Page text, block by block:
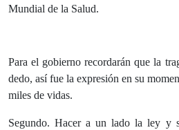
Mundial de la Salud.
Para el gobierno recordarán que la
dedo, así fue la expresión en su
miles de vidas.
Segundo. Hacer a un lado la ley y